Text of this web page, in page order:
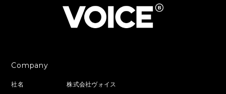
Company
社名
株式会社ヴォイス